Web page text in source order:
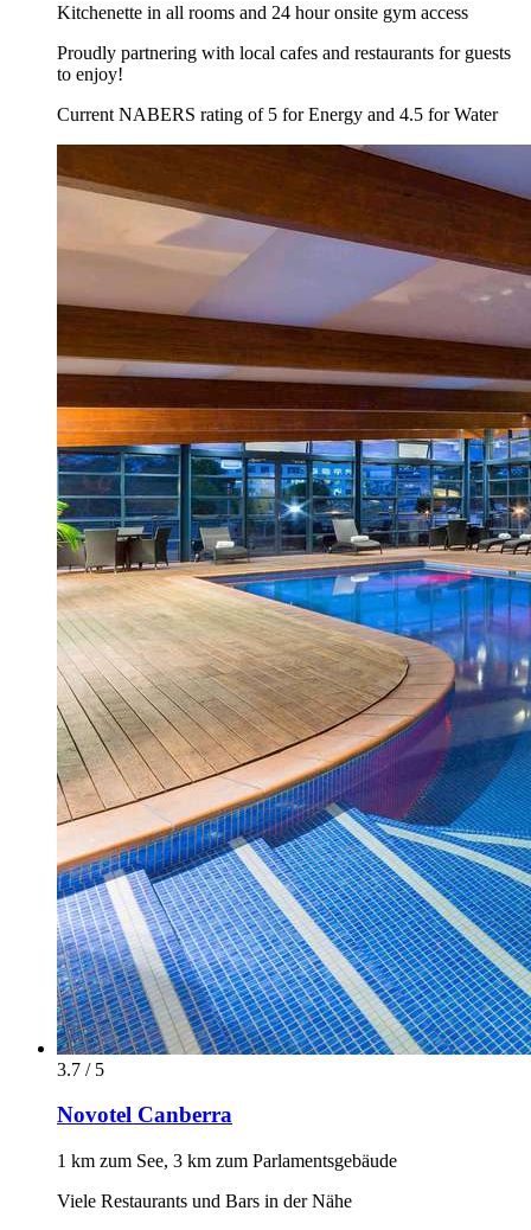
Kitchenette in all rooms and 24 hour onsite gym access
Proudly partnering with local cafes and restaurants for guests
to enjoy!
Current NABERS rating of 5 for Energy and 4.5 for Water
3.7 / 5
Novotel Canberra
1 km zum See, 3 km zum Parlamentsgebäude
Viele Restaurants und Bars in der Nähe